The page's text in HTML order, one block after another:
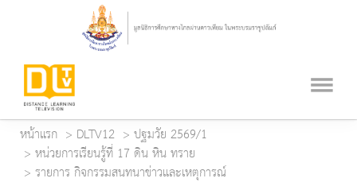
หน้าแรก DLTV12
ปฐมวัย 2569/1
หน่วยการเรียนรู้ที่ 17 ดิน หิน ทราย
รายการ กิจกรรมสนทนาข่าวและเหตุการณ์